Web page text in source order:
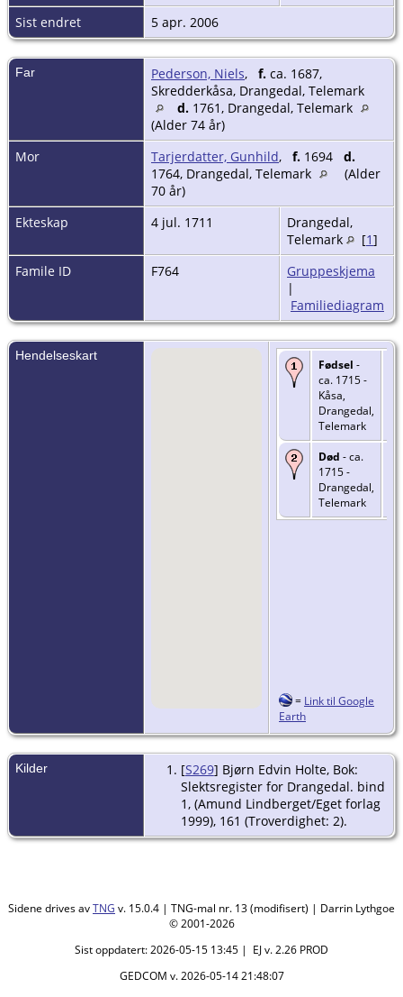
Sist endret
5 apr. 2006
Far Pederson, Niels, f. ca. 1687,
Skredderkåsa, Drangedal, Telemark
d. 1761, Drangedal, Telemark
(Alder 74 år)
Mor
Tarjerdatter, Gunhild, f. 1694 d.
1764, Drangedal, Telemark
(Alder
70 år)
Ekteskap
4 jul. 1711
Drangedal,
Telemark
[1]
Famile ID
F764
Gruppeskjema
|
Familiediagram
Hendelseskart
Fødsel -
ca. 1715 -
Kåsa,
Drangedal,
Telemark
Død - ca.
1715 -
Drangedal,
Telemark
= Link til Google
Earth
Kilder [S269] Bjørn Edvin Holte, Bok:
Slektsregister for Drangedal. bind
1, (Amund Lindberget/Eget forlag
1999), 161 (Troverdighet: 2).
Sidene drives avTNG v. 15.0.4 | TNG-mal nr. 13 (modifisert) | Darrin Lythgoe
© 2001-2026
Sist oppdatert: 2026-05-15 13:45 | EJ v. 2.26 PROD
GEDCOM v. 2026-05-14 21:48:07